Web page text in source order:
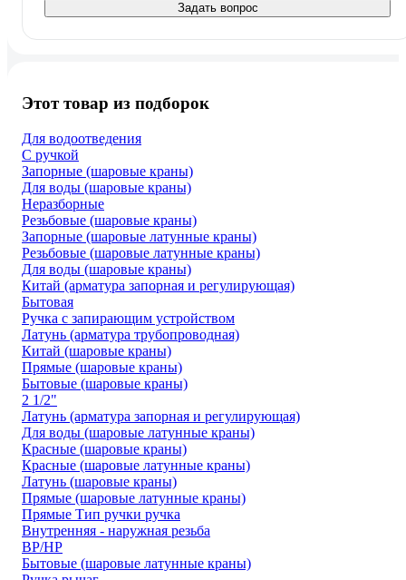
Задать вопрос
Этот товар из подборок
Для водоотведения
С ручкой
Запорные (шаровые краны)
Для воды (шаровые краны)
Неразборные
Резьбовые (шаровые краны)
Запорные (шаровые латунные краны)
Резьбовые (шаровые латунные краны)
Для воды (шаровые краны)
Китай (арматура запорная и регулирующая)
Бытовая
Ручка с запирающим устройством
Латунь (арматура трубопроводная)
Китай (шаровые краны)
Прямые (шаровые краны)
Бытовые (шаровые краны)
2 1/2"
Латунь (арматура запорная и регулирующая)
Для воды (шаровые латунные краны)
Красные (шаровые краны)
Красные (шаровые латунные краны)
Латунь (шаровые краны)
Прямые (шаровые латунные краны)
Прямые Тип ручки ручка
Внутренняя - наружная резьба
ВР/НР
Бытовые (шаровые латунные краны)